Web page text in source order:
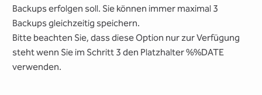
Backups erfolgen soll. Sie können immer maximal 3
Backups gleichzeitig speichern.
Bitte beachten Sie, dass diese Option nur zur Verfügung
steht wenn Sie im Schritt 3 den Platzhalter %%DATE
verwenden.